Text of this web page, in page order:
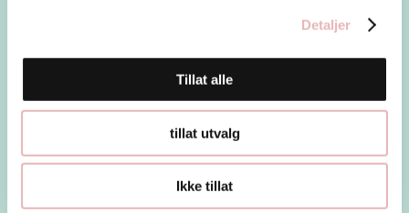
Detaljer
Tillat alle
tillat utvalg
Ikke tillat
Ny butikk på MagasinBlaa
I dag åpnet Stolt Lokalt på MagasinBlaa.